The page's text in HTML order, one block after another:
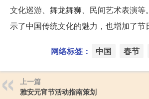
文化巡游、舞龙舞狮、民间艺术表演等
示了中国传统文化的魅力，也增加了节
网络标签： 中国 春节
上一篇
雅安元宵节活动指南策划